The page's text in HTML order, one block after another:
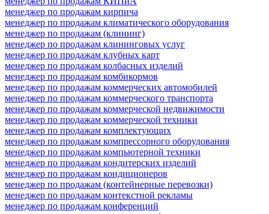
менеджер по продажам кирпича
менеджер по продажам климатического оборудования
менеджер по продажам (клининг)
менеджер по продажам клининговых услуг
менеджер по продажам клубных карт
менеджер по продажам колбасных изделий
менеджер по продажам комбикормов
менеджер по продажам коммерческих автомобилей
менеджер по продажам коммерческого транспорта
менеджер по продажам коммерческой недвижимости
менеджер по продажам коммерческой техники
менеджер по продажам комплектующих
менеджер по продажам компрессорного оборудования
менеджер по продажам компьютерной техники
менеджер по продажам кондитерских изделий
менеджер по продажам кондиционеров
менеджер по продажам (контейнерные перевозки)
менеджер по продажам контекстной рекламы
менеджер по продажам конференций